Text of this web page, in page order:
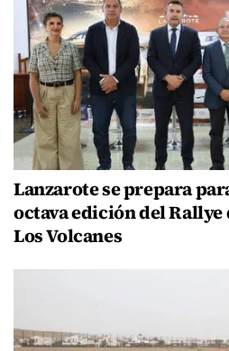
Lanzarote se prepara
octava edición del Rallye
Los Volcanes